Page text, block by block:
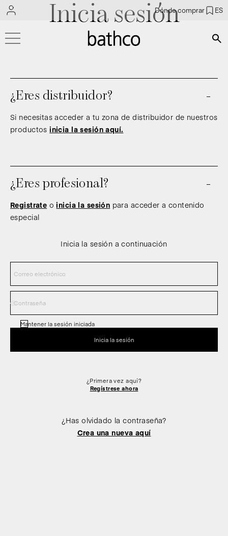
Dónde comprar ES
Inicia sesión
¿Eres distribuidor?
Si necesitas acceder a tu zona de distribuidor de nuestros
productosinicia la sesión aquí.
¿Eres profesional?
Registrate oinicia la sesión para acceder a contenido
especial
Inicia la sesión a continuación
Mantener la sesión iniciada
¿Primera vez aquí?
Regístrese ahora
¿Has olvidado la contraseña?
Crea una nueva aquí